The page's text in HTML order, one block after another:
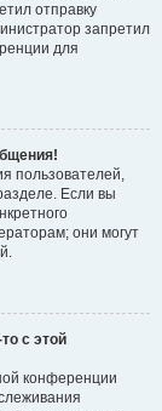
отправку
запретил
для
пользователей,
Если вы
они могут
с этой
конференции